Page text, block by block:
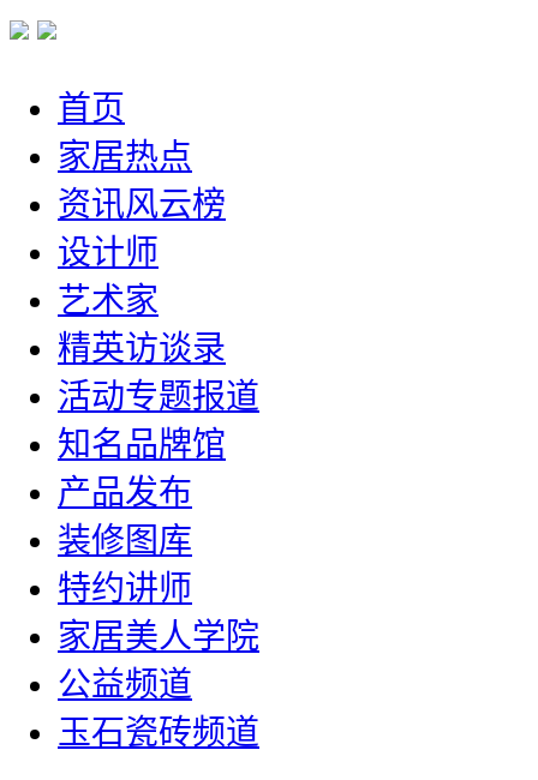
首页
家居热点
资讯风云榜
设计师
艺术家
精英访谈录
活动专题报道
知名品牌馆
产品发布
装修图库
特约讲师
家居美人学院
公益频道
玉石瓷砖频道